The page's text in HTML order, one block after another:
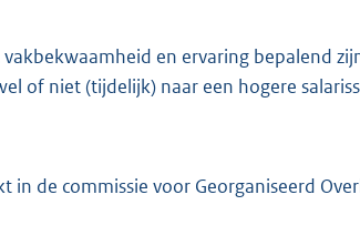
en ervaring bepalend
of niet (tijdelijk) naar een hogere
in de commissie voor Georganiseerd